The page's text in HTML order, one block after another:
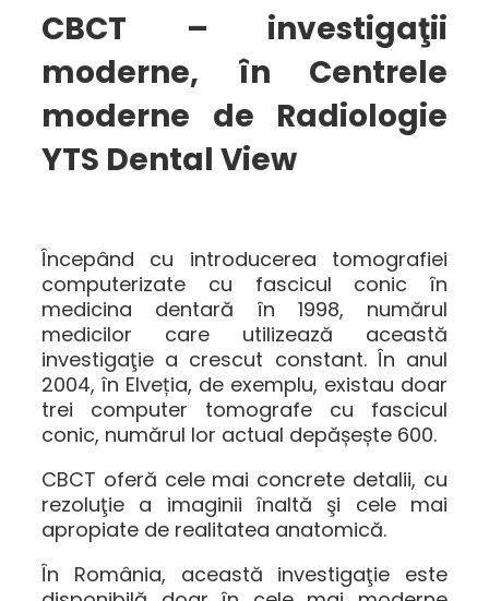
CBCT – investigaţii
moderne, în Centrele
moderne de Radiologie
YTS Dental View
Începând cu introducerea tomografiei
computerizate cu fascicul conic în
medicina dentară în 1998, numărul
medicilor care utilizează această
investigaţie a crescut constant. În ​​anul
2004, în Elveția, de exemplu, existau doar
trei computer tomografe cu fascicul
conic, numărul lor actual depășește 600.
CBCT oferă cele mai concrete detalii, cu
rezoluţie a imaginii înaltă şi cele mai
apropiate de realitatea anatomică.
În România, această investigaţie este